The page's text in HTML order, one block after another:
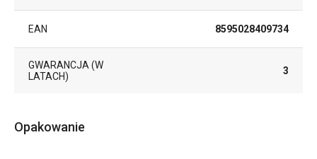
EAN 8595028409734
GWARANCJA (W
LATACH)
3
Opakowanie